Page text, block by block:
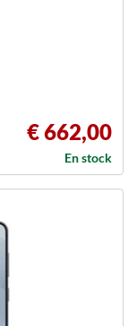
€ 662,00
En stock